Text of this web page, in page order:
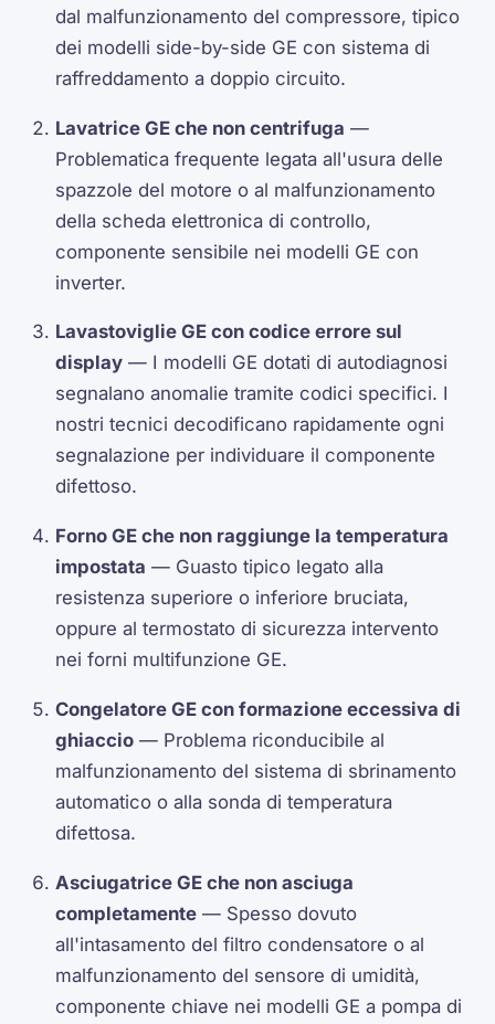
dal malfunzionamento del compressore, tipico
dei modelli side-by-side GE con sistema di
raffreddamento a doppio circuito.
Lavatrice GE che non centrifuga —
Problematica frequente legata all'usura delle
spazzole del motore o al malfunzionamento
della scheda elettronica di controllo,
componente sensibile nei modelli GE con
inverter.
Lavastoviglie GE con codice errore sul
display — I modelli GE dotati di autodiagnosi
segnalano anomalie tramite codici specifici. I
nostri tecnici decodificano rapidamente ogni
segnalazione per individuare il componente
difettoso.
Forno GE che non raggiunge la temperatura
impostata — Guasto tipico legato alla
resistenza superiore o inferiore bruciata,
oppure al termostato di sicurezza intervento
nei forni multifunzione GE.
Congelatore GE con formazione eccessiva di
ghiaccio — Problema riconducibile al
malfunzionamento del sistema di sbrinamento
automatico o alla sonda di temperatura
difettosa.
Asciugatrice GE che non asciuga
completamente — Spesso dovuto
all'intasamento del filtro condensatore o al
malfunzionamento del sensore di umidità,
componente chiave nei modelli GE a pompa di